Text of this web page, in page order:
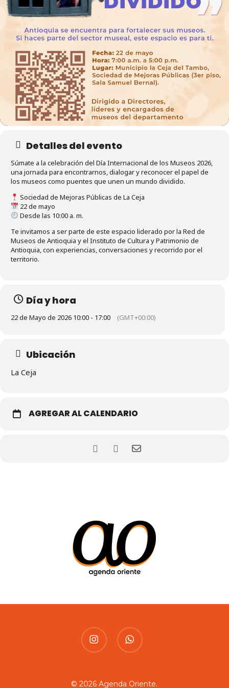
Detalles del evento
Súmate a la celebración del Día Internacional de los Museos 2026,
una jornada para encontrarnos, dialogar y reconocer el papel de
los museos como puentes que unen un mundo dividido.
Sociedad de Mejoras Públicas de La Ceja
22 de mayo
Desde las 10:00 a. m.
Te invitamos a ser parte de este espacio liderado por la Red de
Museos de Antioquia y el Instituto de Cultura y Patrimonio de
Antioquia, con experiencias, conversaciones y recorrido por el
territorio.
Día y hora
22 de Mayo de 2026 10:00 - 17:00 (GMT+00:00)
Ubicación
La Ceja
AGREGAR AL CALENDARIO
instagram whatsapp
© 2026 Agenda Oriente.